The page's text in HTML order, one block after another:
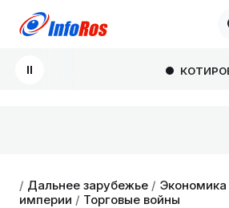
КОТИРОВКИ
/ Дальнее зарубежье / Экономика
империи / Торговые войны